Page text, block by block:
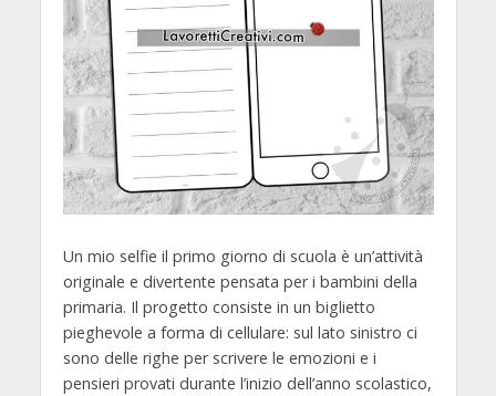
Un mio selfie il primo giorno di scuola è un’attività
originale e divertente pensata per i bambini della
primaria. Il progetto consiste in un biglietto
pieghevole a forma di cellulare: sul lato sinistro ci
sono delle righe per scrivere le emozioni e i
pensieri provati durante l’inizio dell’anno scolastico,